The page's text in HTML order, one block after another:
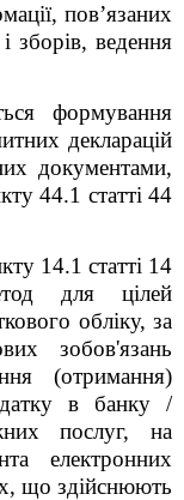
пов’язаних
зборів, ведення
формування
декларацій
документами,
44.1 статті 44
14.1 статті 14
для цілей
обліку, за
зобов'язань
(отримання)
в банку /
послуг, на
електронних
що здійснюють